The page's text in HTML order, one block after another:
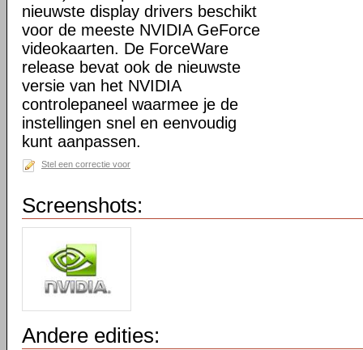
nieuwste display drivers beschikt
voor de meeste NVIDIA GeForce
videokaarten. De ForceWare
release bevat ook de nieuwste
versie van het NVIDIA
controlepaneel waarmee je de
instellingen snel en eenvoudig
kunt aanpassen.
Stel een correctie voor
Screenshots:
Andere edities: